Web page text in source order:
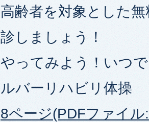
高齢者を対象とした
診しましょう！
やってみよう！いつ
ルバーリハビリ体操
8ページ(PDFファイ